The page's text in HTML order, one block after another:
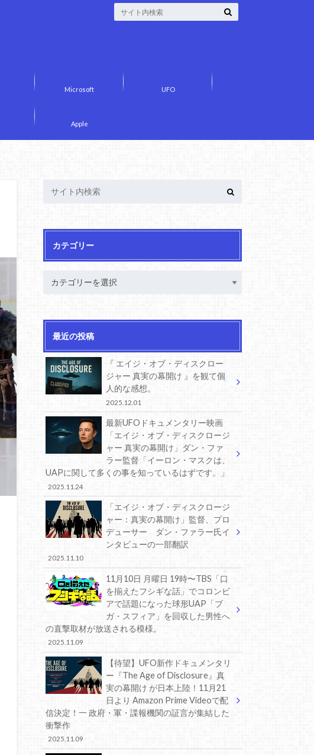
Microsoft UFO
Apple
カテゴリー
最近の投稿
『 エイジ・オブ・ディスクロー
ジャー 真実の幕開け 』を観て個
人的な感想。
2025.12.01
最新UFOドキュメンタリー映画
「エイジ・オブ・ディスクロージ
ャー 真実の幕開け」ダン・ファ
ラー監督「イーロン・マスクは、
UAPに関して多くの事を知っているはずです。」
2025.11.24
「エイジ・オブ・ディスクロージ
ャー：真実の幕開け」監督、プロ
デューサー ダン・ファラー氏イ
ンタビューの一部翻訳
2025.11.10
11月10日 月曜日 19時〜TBS「口
を揃えたフシギな話」でコロンビ
アで話題になった球形UAP「ブ
ガ・スフィア」を回収した男性へ
の直撃取材が放送される模様。
2025.11.09
【待望】UFO新作ドキュメンタリ
ー『The Age of Disclosure』真
実の幕開け が日本上陸！11月21
日より Amazon Prime Videoで配
信決定！一 政府・軍・諜報機関の証言が集結した
衝撃作
2025.11.09